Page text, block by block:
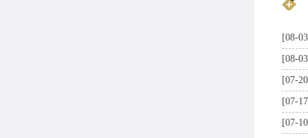
[08-
[08-
[07-
[07-
[07-